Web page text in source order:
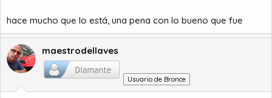
hace mucho que lo está, una pena con lo bueno que fue
maestrodellaves
Usuario de Bronce